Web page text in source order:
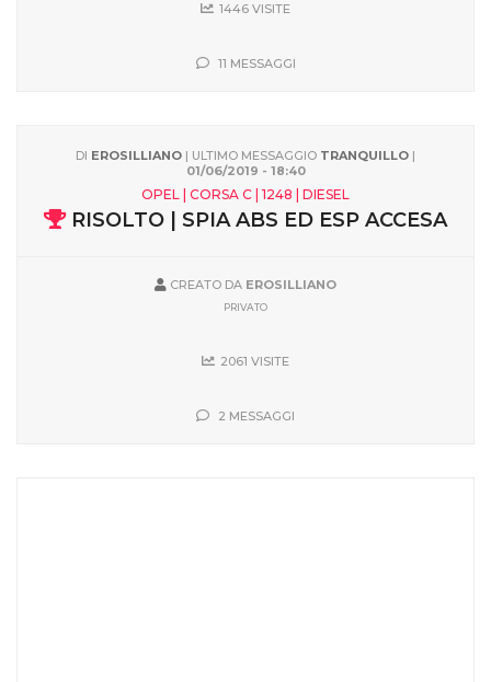
1446 VISITE
11 MESSAGGI
DI EROSILLIANO | ULTIMO MESSAGGIO TRANQUILLO |
01/06/2019 - 18:40
OPEL | CORSA C | 1248 | DIESEL
RISOLTO | SPIA ABS ED ESP ACCESA
CREATO DA EROSILLIANO
PRIVATO
2061 VISITE
2 MESSAGGI